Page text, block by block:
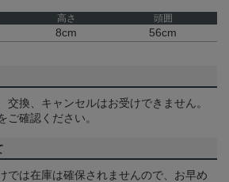
高さ 頭囲
8cm 56cm
交換、キャンセルはお受けできません。
ご確認ください。
では在庫は確保されませんので、お早め